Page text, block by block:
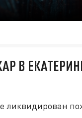
В
ликвидирован